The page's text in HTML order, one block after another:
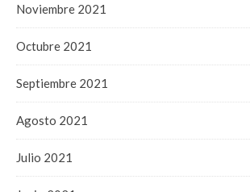
Noviembre 2021
Octubre 2021
Septiembre 2021
Agosto 2021
Julio 2021